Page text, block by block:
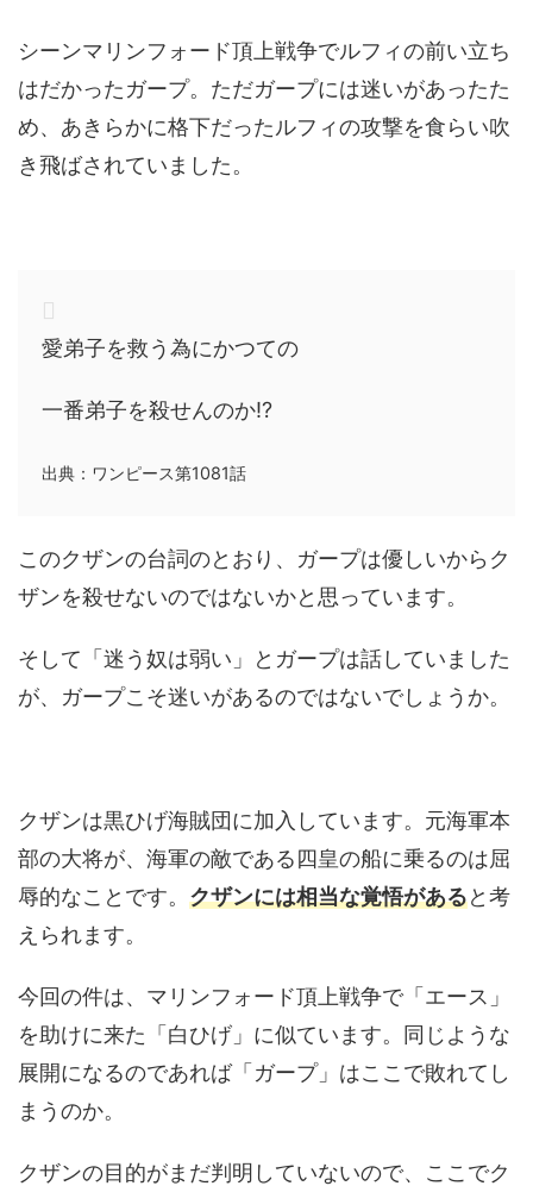
シーンマリンフォード頂上戦争でルフィの前い立ち
はだかったガープ。ただガープには迷いがあったた
め、あきらかに格下だったルフィの攻撃を食らい吹
き飛ばされていました。
愛弟子を救う為にかつての
一番弟子を殺せんのか!?
出典：ワンピース第1081話
このクザンの台詞のとおり、ガープは優しいからク
ザンを殺せないのではないかと思っています。
そして「迷う奴は弱い」とガープは話していました
が、ガープこそ迷いがあるのではないでしょうか。
クザンは黒ひげ海賊団に加入しています。元海軍本
部の大将が、海軍の敵である四皇の船に乗るのは屈
辱的なことです。 クザンには相当な覚悟があると考
えられます。
今回の件は、マリンフォード頂上戦争で「エース」
を助けに来た「白ひげ」に似ています。同じような
展開になるのであれば「ガープ」はここで敗れてし
まうのか。
クザンの目的がまだ判明していないので、ここでク